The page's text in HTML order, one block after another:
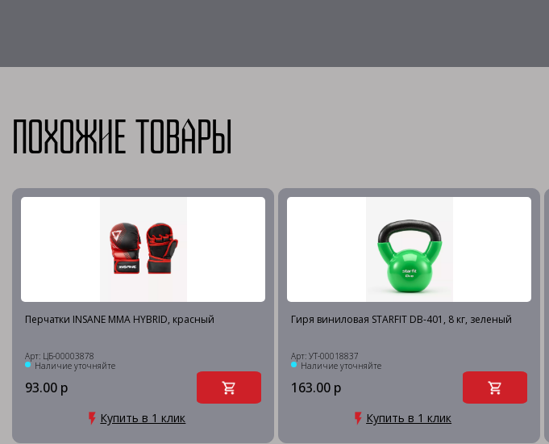
Похожие товары
Перчатки INSANE MMA HYBRID, красный
Арт: ЦБ-00003878
Наличие уточняйте
93.00 р
Купить в 1 клик
Гиря виниловая STARFIT DB-401, 8 кг, зеленый
Арт: УТ-00018837
Наличие уточняйте
163.00 р
Купить в 1 клик